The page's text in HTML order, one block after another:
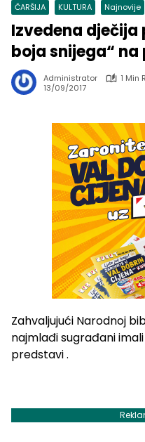
ČARŠIJA KULTURA Najnovije
Izvedena dječija
boja snijega“
Administrator
1 Min
13/09/2017
Zahvaljujući Narodnoj
najmlađi sugrađani
predstavi .